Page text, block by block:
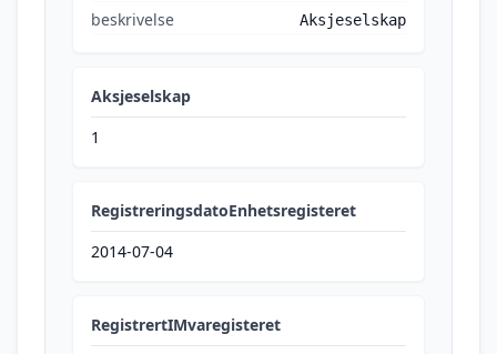
beskrivelse Aksjeselskap
Aksjeselskap
1
RegistreringsdatoEnhetsregisteret
2014-07-04
RegistrertIMvaregisteret